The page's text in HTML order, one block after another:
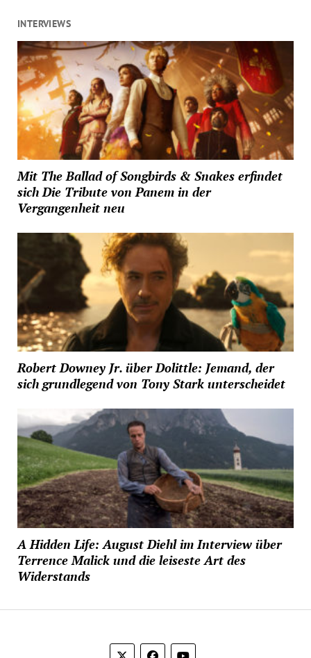
INTERVIEWS
Mit The Ballad of Songbirds & Snakes erfindet
sich Die Tribute von Panem in der
Vergangenheit neu
Robert Downey Jr. über Dolittle: Jemand, der
sich grundlegend von Tony Stark unterscheidet
A Hidden Life: August Diehl im Interview über
Terrence Malick und die leiseste Art des
Widerstands